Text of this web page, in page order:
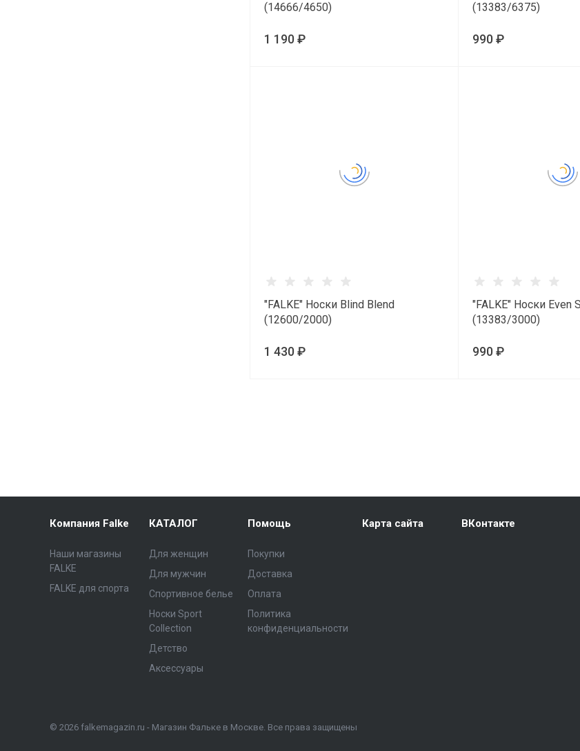
(14666/4650)
1 190 ₽
(13383/6375)
990 ₽
"FALKE" Носки Blind Blend
(12600/2000)
1 430 ₽
"FALKE" Носки Even
(13383/3000)
990 ₽
Компания Falke
Наши магазины
FALKE
FALKE для спорта
КАТАЛОГ
Для женщин
Для мужчин
Спортивное белье
Носки Sport
Collection
Детство
Аксессуары
Помощь
Покупки
Доставка
Оплата
Политика
конфиденциальности
Карта сайта ВКонтакте
© 2026 falkemagazin.ru - Магазин Фальке в Москве. Все права защищены